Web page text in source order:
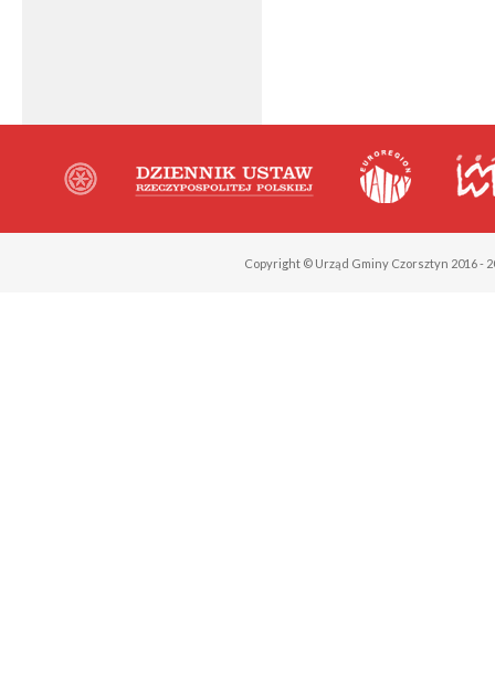
Copyright © Urząd Gminy Czorsztyn 2016 -